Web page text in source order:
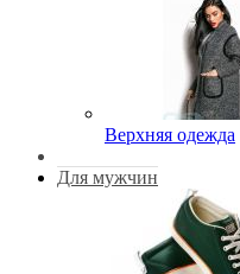
Верхняя одежда
Для мужчин